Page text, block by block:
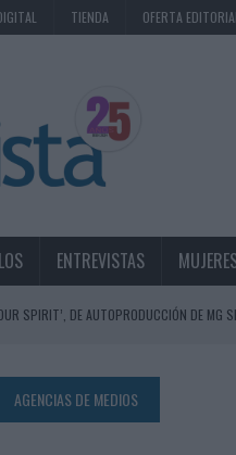
TIENDA OFERTA EDITORIAL
ENTREVISTAS
SPIRIT’, DE AUTOPRODUCCIÓN DE MG
CON UNA ESTRATEGIA 360º CENTRADA
AGENCIAS DE MEDIOS